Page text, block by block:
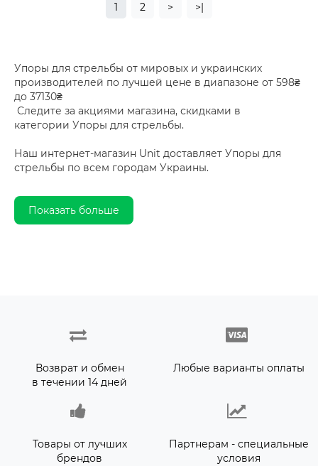
1 2 > >|
Упоры для стрельбы от мировых и украинских
производителей по лучшей цене в диапазоне от 598₴
до 37130₴
Следите за акциями магазина, скидками в
категории Упоры для стрельбы.
Наш интернет-магазин Unit доставляет Упоры для
стрельбы по всем городам Украины.
Показать больше
Возврат и обмен
в течении 14 дней
Любые варианты оплаты
Товары от лучших
брендов
Партнерам - специальные
условия